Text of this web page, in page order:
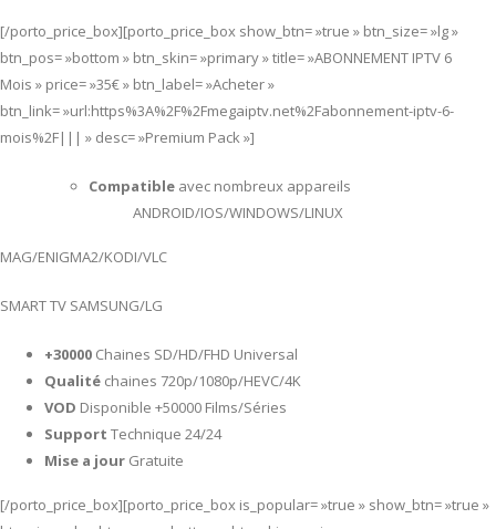
[/porto_price_box][porto_price_box show_btn= »true » btn_size= »lg »
btn_pos= »bottom » btn_skin= »primary » title= »ABONNEMENT IPTV 6
Mois » price= »35€ » btn_label= »Acheter »
btn_link= »url:https%3A%2F%2Fmegaiptv.net%2Fabonnement-iptv-6-
mois%2F||| » desc= »Premium Pack »]
Compatible avec nombreux appareils
ANDROID/IOS/WINDOWS/LINUX
MAG/ENIGMA2/KODI/VLC
SMART TV SAMSUNG/LG
+30000 Chaines SD/HD/FHD Universal
Qualité chaines 720p/1080p/HEVC/4K
VOD Disponible +50000 Films/Séries
Support Technique 24/24
Mise a jour Gratuite
[/porto_price_box][porto_price_box is_popular= »true » show_btn= »true »